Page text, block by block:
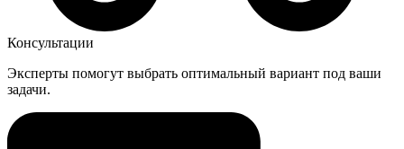
Консультации
Эксперты помогут выбрать оптимальный вариант под ваши
задачи.